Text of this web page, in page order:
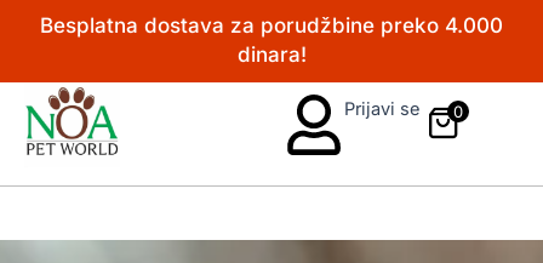
PređiBesplatna dostava za porudžbine preko 4.000
dinara!
Prijavi se 0